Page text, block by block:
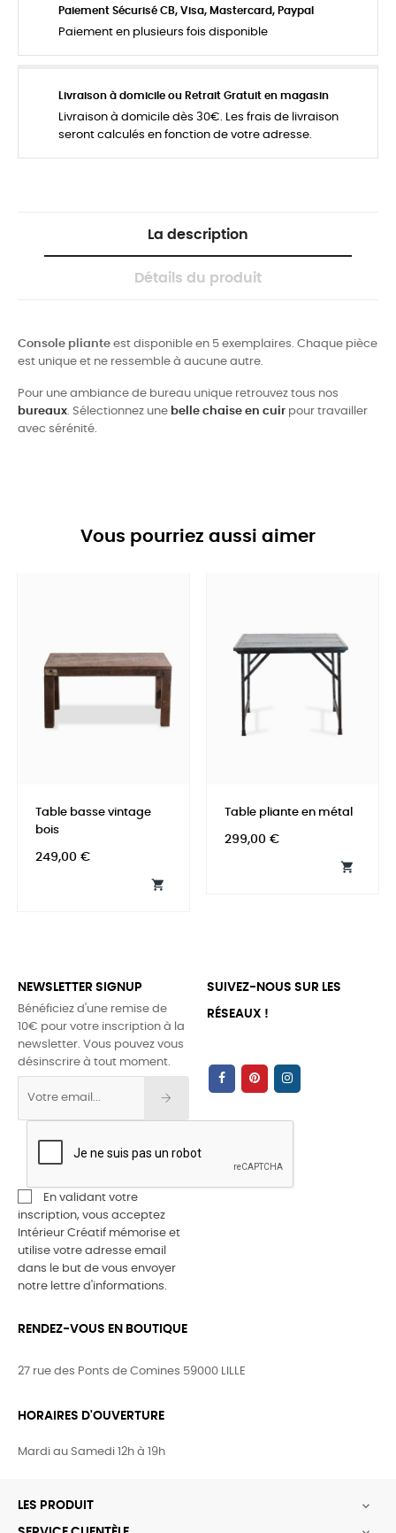
Paiement Sécurisé CB, Visa, Mastercard, Paypal
Paiement en plusieurs fois disponible
Livraison à domicile ou Retrait Gratuit en magasin
Livraison à domicile dès 30€. Les frais de livraison
seront calculés en fonction de votre adresse.
La description
Détails du produit
Console pliante est disponible en 5 exemplaires. Chaque pièce
est unique et ne ressemble à aucune autre.
Pour une ambiance de bureau unique retrouvez tous nos
bureaux. Sélectionnez une belle chaise en cuir pour travailler
avec sérénité.
Vous pourriez aussi aimer
Table basse vintage
bois
Prix
249,00 €

Table pliante en métal
Prix
299,00 €

NEWSLETTER SIGNUP
Bénéficiez d'une remise de
10€ pour votre inscription à la
newsletter. Vous pouvez vous
désinscrire à tout moment.
En validant votre
inscription, vous acceptez
Intérieur Créatif mémorise et
utilise votre adresse email
dans le but de vous envoyer
notre lettre d'informations.
SUIVEZ-NOUS SUR LES
RÉSEAUX !
RENDEZ-VOUS EN BOUTIQUE
27 rue des Ponts de Comines 59000 LILLE
HORAIRES D'OUVERTURE
Mardi au Samedi 12h à 19h
LES PRODUIT 